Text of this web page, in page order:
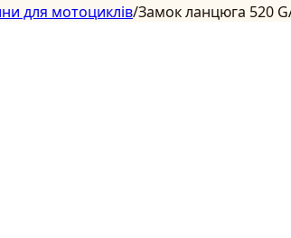
для мотоциклів/Замок ланцюга 520